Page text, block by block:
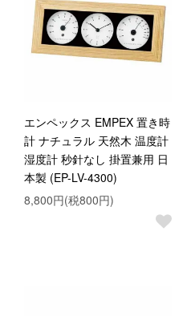
エンペックス EMPEX 置き時
計 ナチュラル 天然木 温度計
湿度計 秒針なし 掛置兼用 日
本製 (EP-LV-4300)
8,800円(税800円)